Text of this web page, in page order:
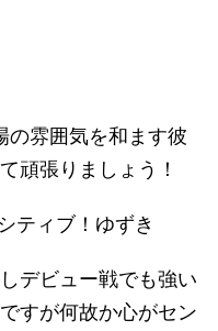
の雰囲気を和ます彼
頑張りましょう！
ティブ！ゆずき
デビュー戦でも強い
すが何故か心がセン